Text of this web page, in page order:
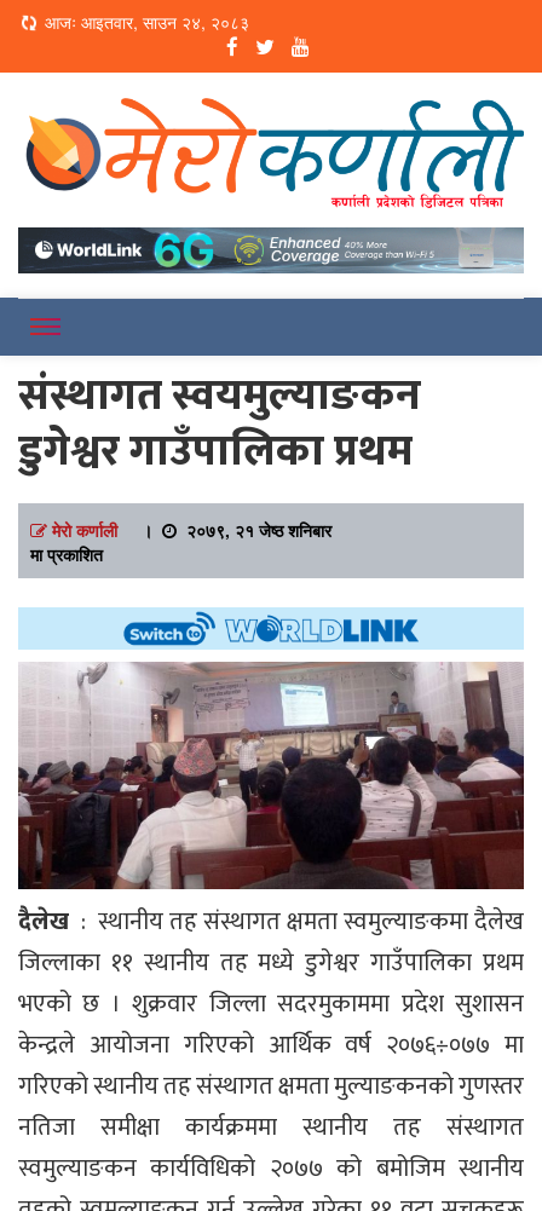
Loading...
आजः आइतवार, साउन २४, २०८३
Merokarnali
संस्थागत स्वयमुल्याङकन
डुगेश्वर गाउँपालिका प्रथम
मेरो कर्णाली।
२०७९, २१ जेष्ठ शनिबार
मा प्रकाशित
दैलेख : स्थानीय तह संस्थागत क्षमता स्वमुल्याङकमा दैलेख
जिल्लाका ११ स्थानीय तह मध्ये डुगेश्वर गाउँपालिका प्रथम
भएको छ । शुक्रवार जिल्ला सदरमुकाममा प्रदेश सुशासन
केन्द्रले आयोजना गरिएको आर्थिक वर्ष २०७६÷०७७ मा
गरिएको स्थानीय तह संस्थागत क्षमता मुल्याङकनको गुणस्तर
नतिजा समीक्षा कार्यक्रममा स्थानीय तह संस्थागत
स्वमुल्याङकन कार्यविधिको २०७७ को बमोजिम स्थानीय